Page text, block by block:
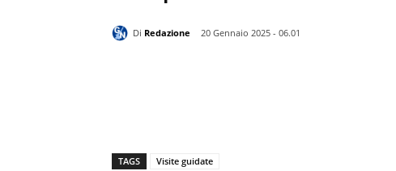
Di Redazione
20 Gennaio 2025 - 06.01
TAGS Visite guidate